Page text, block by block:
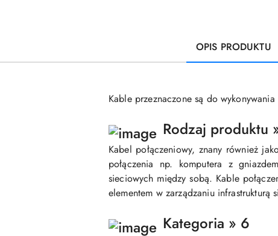
OPIS PRODUKTU
Kable przeznaczone są do
Rodzaj produktu
Kabel połączeniowy, znany również
połączenia np. komputera z
sieciowych między sobą. Kable
elementem w zarządzaniu
Kategoria » 6